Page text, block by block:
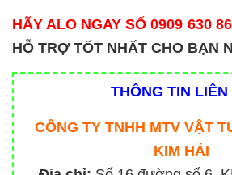
HÃY ALO NGAY SỐ 0909 630
HỖ TRỢ TỐT NHẤT CHO BẠN
THÔNG TIN LIÊN
CÔNG TY TNHH MTV VẬT
KIM HẢI